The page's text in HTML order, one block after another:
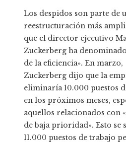
Los despidos son parte de
reestructuración más
que el director ejecutivo
Zuckerberg ha
de la eficiencia». En marzo,
Zuckerberg dijo que la
eliminaría 10.000 puestos
en los próximos meses,
aquellos relacionados con
de baja prioridad». Esto se
11.000 puestos de trabajo